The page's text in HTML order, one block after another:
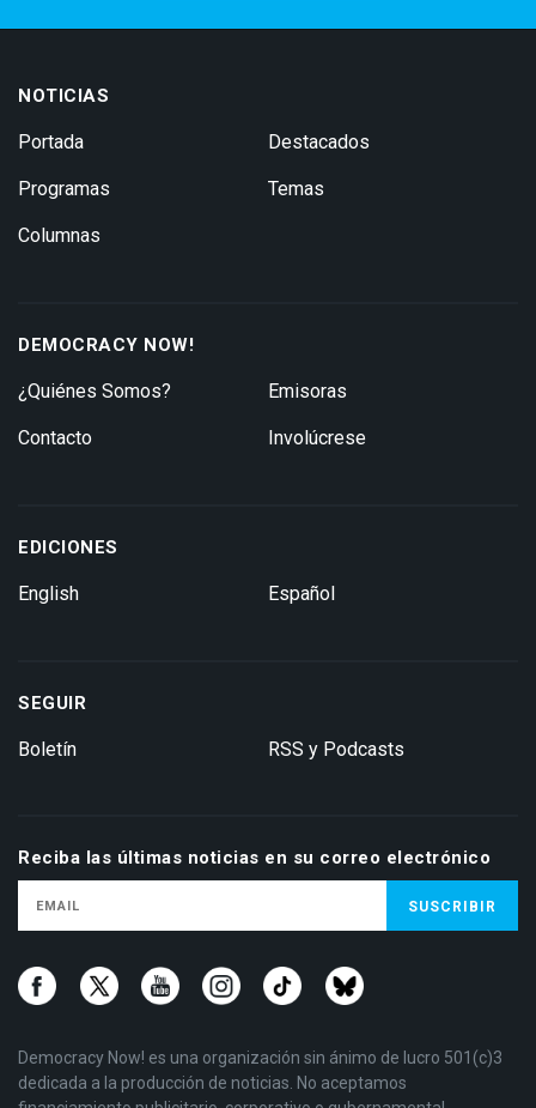
NOTICIAS
Portada
Programas
Columnas
Destacados
Temas
DEMOCRACY NOW!
¿Quiénes Somos?
Contacto
Emisoras
Involúcrese
EDICIONES
English Español
SEGUIR
Boletín RSS y Podcasts
Reciba las últimas noticias en su correo electrónico
Democracy Now! es una organización sin ánimo de lucro 501(c)3
dedicada a la producción de noticias. No aceptamos